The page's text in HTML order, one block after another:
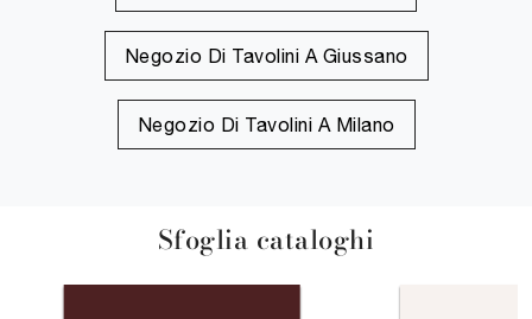
Negozio Di Tavolini A Giussano
Negozio Di Tavolini A Milano
Sfoglia cataloghi